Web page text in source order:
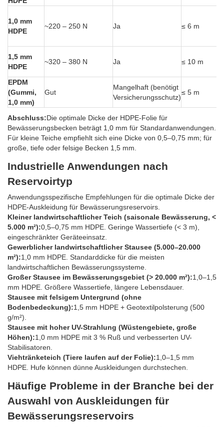
1,0 mm
HDPE
~220 – 250 N Ja ≤ 6 m
1,5 mm
HDPE
~320 – 380 N Ja ≤ 10 m
EPDM
(Gummi,
1,0 mm)
Gut
Mangelhaft (benötigt
Versicherungsschutz)
≤ 5 m
Abschluss:Die optimale Dicke der HDPE-Folie für
Bewässerungsbecken beträgt 1,0 mm für Standardanwendungen.
Für kleine Teiche empfiehlt sich eine Dicke von 0,5–0,75 mm; für
große, tiefe oder felsige Becken 1,5 mm.
Industrielle Anwendungen nach
Reservoirtyp
Anwendungsspezifische Empfehlungen für die optimale Dicke der
HDPE-Auskleidung für Bewässerungsreservoirs.
Kleiner landwirtschaftlicher Teich (saisonale Bewässerung, <
5.000 m²):0,5–0,75 mm HDPE. Geringe Wassertiefe (< 3 m),
eingeschränkter Geräteeinsatz.
Gewerblicher landwirtschaftlicher Stausee (5.000–20.000
m²):1,0 mm HDPE. Standarddicke für die meisten
landwirtschaftlichen Bewässerungssysteme.
Großer Stausee im Bewässerungsgebiet (> 20.000 m²):1,0–1,5
mm HDPE. Größere Wassertiefe, längere Lebensdauer.
Stausee mit felsigem Untergrund (ohne
Bodenbedeckung):1,5 mm HDPE + Geotextilpolsterung (500
g/m²).
Stausee mit hoher UV-Strahlung (Wüstengebiete, große
Höhen):1,0 mm HDPE mit 3 % Ruß und verbesserten UV-
Stabilisatoren.
Viehtränketeich (Tiere laufen auf der Folie):1,0–1,5 mm
HDPE. Hufe können dünne Auskleidungen durchstechen.
Häufige Probleme in der Branche bei der
Auswahl von Auskleidungen für
Bewässerungsreservoirs